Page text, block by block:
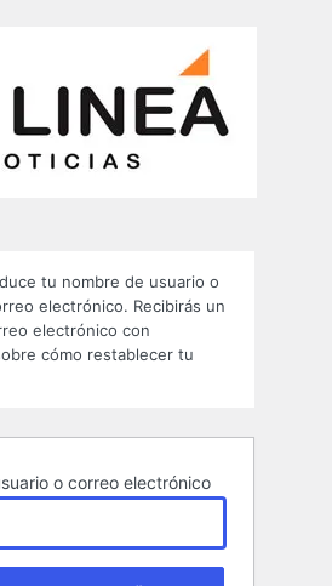
tu nombre de usuario o
electrónico. Recibirás un
electrónico con
cómo restablecer tu
o correo electrónico